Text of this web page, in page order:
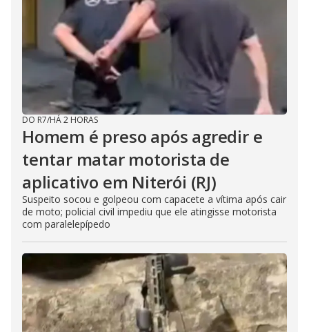
DO R7/HÁ 2 HORAS
Homem é preso após agredir e
tentar matar motorista de
aplicativo em Niterói (RJ)
Suspeito socou e golpeou com capacete a vítima após cair
de moto; policial civil impediu que ele atingisse motorista
com paralelepípedo